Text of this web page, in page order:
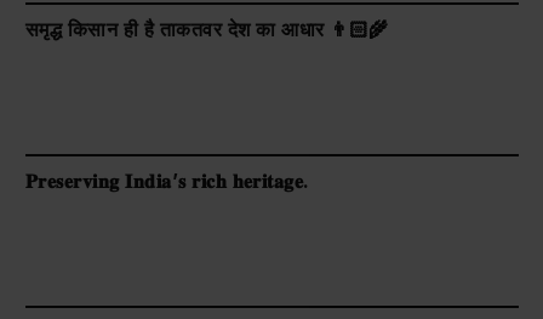
समृद्ध किसान ही है ताकतवर देश का आधार 👨🏻‍🌾
𝐏𝐫𝐞𝐬𝐞𝐫𝐯𝐢𝐧𝐠 𝐈𝐧𝐝𝐢𝐚’𝐬 𝐫𝐢𝐜𝐡 𝐡𝐞𝐫𝐢𝐭𝐚𝐠𝐞.